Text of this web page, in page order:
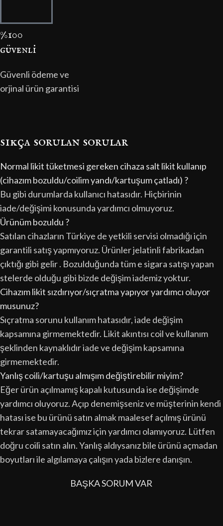
%100
güvenli̇
Güvenli ödeme ve
orjinal ürün garantisi
sıkça sorulan sorular
Normal likit tüketmesi gereken cihaza salt likit kullanıp
(cihazım bozuldu/coilim yandı/kartuşum çatladı) ?
Bu gibi durumlarda kullanıcı hatasıdır. Hiçbirinin
iade/değişimi konusunda yardımcı olmuyoruz.
Ürünüm bozuldu ?
Satılan cihazların Türkiye de yetkili servisi olmadığı için
garantili satış yapmıyoruz. Ürünler jelatinli fabrikadan
çıktığı gibi gelir . Bozulduğunda tüm e sigara satışı yapan
stelerde olduğu gibi bizde değişim iademiz yoktur.
Cihazım likit sızdırıyor/sıçratma yapıyor yardımcı oluyor
musunuz?
Sıçratma sorunu kullanım hatasıdır, iade değişim
kapsamına girmemektedir. Likit akıntısı coil ve kullanım
şeklinden kaynaklıdır iade ve değişim kapsamına
girmemektedir.
Yanlış coili/kartuşu almışım değiştirebilir miyim?
Eğer ürün açılmamış kapalı kutusunda ise değişimde
yardımcı oluyoruz. Açıp denemişseniz ve müşterinin kendi
hatası ise bu ürünü satın almak maalesef açılmış ürünü
tekrar satamayacağımız için yardımcı olamıyoruz. Lütfen
doğru coili satın alın. Yanlış aldıysanız bile ürünü açmadan
boyutları ile algılamaya çalışın yada bizlere danışın.
BAŞKA SORUM VAR